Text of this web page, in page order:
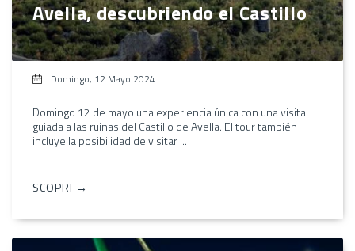
Avella, descubriendo el Castillo
Domingo, 12 Mayo 2024
Domingo 12 de mayo una experiencia única con una visita
guiada a las ruinas del Castillo de Avella. El tour también
incluye la posibilidad de visitar ...
SCOPRI →